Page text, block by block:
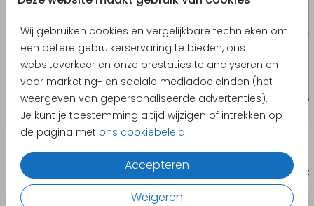
Wij gebruiken cookies en vergelijkbare technieken om
een betere gebruikerservaring te bieden, ons
websiteverkeer en onze prestaties te analyseren en
voor marketing- en sociale mediadoeleinden (het
weergeven van gepersonaliseerde advertenties).
Je kunt je toestemming altijd wijzigen of intrekken op
de pagina met ons cookiebeleid.
Accepteren
Weigeren
- Wij raden je aan geen tekst of afbeeldingen op
de achterkant van het boek te plaatsen.
Producten die hierop lijken
Geboortekaartje